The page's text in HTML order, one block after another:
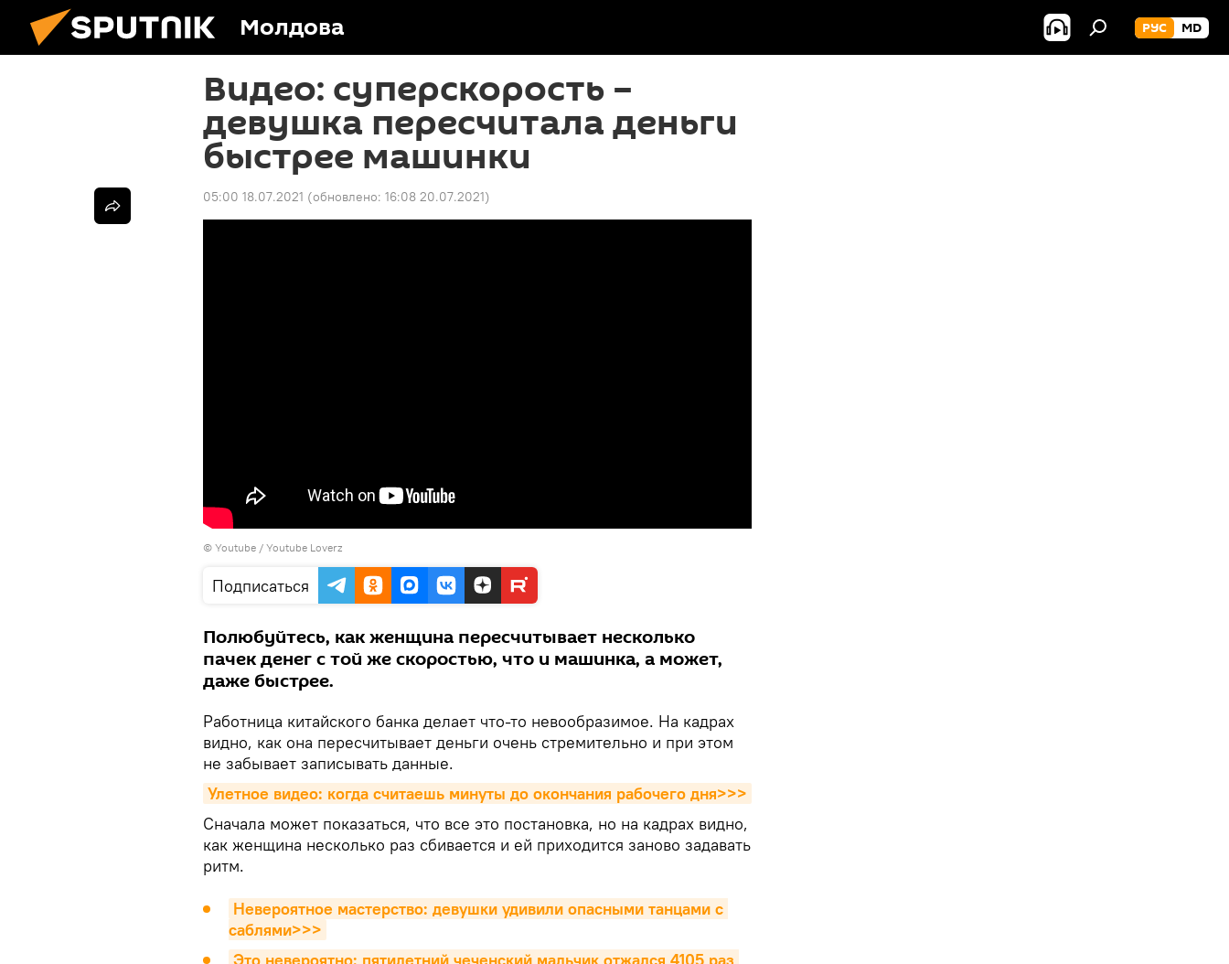
Молдова РУС MD
Видео: суперскорость –
девушка пересчитала деньги
быстрее машинки
05:00 18.07.2021 (обновлено: 16:08 20.07.2021)
© Youtube / Youtube Loverz
Подписаться
Полюбуйтесь, как женщина пересчитывает несколько
пачек денег с той же скоростью, что и машинка, а может,
даже быстрее.
Работница китайского банка делает что-то невообразимое. На кадрах
видно, как она пересчитывает деньги очень стремительно и при этом
не забывает записывать данные.
Улетное видео: когда считаешь минуты до окончания рабочего дня>>>
Сначала может показаться, что все это постановка, но на кадрах видно,
как женщина несколько раз сбивается и ей приходится заново задавать
ритм.
Невероятное мастерство: девушки удивили опасными танцами с
саблями>>>